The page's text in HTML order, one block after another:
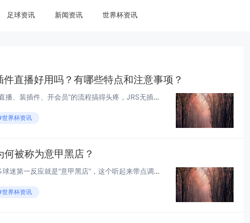
足球资讯 新闻资讯 世界杯资讯
直播好用吗？有哪些特点和注意事项？
很多球迷看NBA时，都会被“找直播、装插件、开会员”的流程搞得头疼，JRS无插件直播作为免费看球的热门选择，到底值不值得用？和正版平台比有啥区别？用的时候要注意什么？咱们结合球迷的真实体验，一步步拆解这些问题。 JRS无插件直播的核心...
世界杯资讯
被称为意甲黑店？
提到乌迪内斯足球俱乐部，很多球迷第一反应就是“意甲黑店”，这个听起来带点调侃的称呼，背后藏着怎样的足球故事？今天我们就来聊聊这支意甲球队的独特标签。 “黑店”的核心含义——低买高卖的转会魔法 在足球圈，“黑店”可不是贬义词，更多是对球队...
世界杯资讯